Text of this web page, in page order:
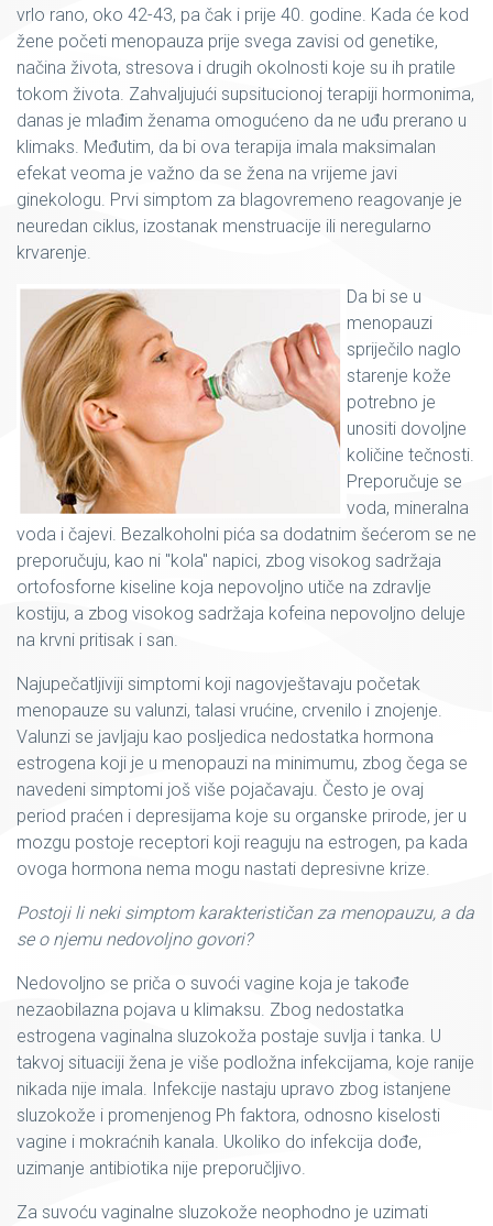
vrlo rano, oko 42-43, pa čak i prije 40. godine. Kada će kod
žene početi menopauza prije svega zavisi od genetike,
načina života, stresova i drugih okolnosti koje su ih pratile
tokom života. Zahvaljujući supsitucionoj terapiji hormonima,
danas je mlađim ženama omogućeno da ne uđu prerano u
klimaks. Međutim, da bi ova terapija imala maksimalan
efekat veoma je važno da se žena na vrijeme javi
ginekologu. Prvi simptom za blagovremeno reagovanje je
neuredan ciklus, izostanak menstruacije ili neregularno
krvarenje.
Da bi se u
menopauzi
spriječilo naglo
starenje kože
potrebno je
unositi dovoljne
količine tečnosti.
Preporučuje se
voda, mineralna
voda i čajevi. Bezalkoholni pića sa dodatnim šećerom se ne
preporučuju, kao ni "kola" napici, zbog visokog sadržaja
ortofosforne kiseline koja nepovoljno utiče na zdravlje
kostiju, a zbog visokog sadržaja kofeina nepovoljno deluje
na krvni pritisak i san.
Najupečatljiviji simptomi koji nagovještavaju početak
menopauze su valunzi, talasi vrućine, crvenilo i znojenje.
Valunzi se javljaju kao posljedica nedostatka hormona
estrogena koji je u menopauzi na minimumu, zbog čega se
navedeni simptomi još više pojačavaju. Često je ovaj
period praćen i depresijama koje su organske prirode, jer u
mozgu postoje receptori koji reaguju na estrogen, pa kada
ovoga hormona nema mogu nastati depresivne krize.
Postoji li neki simptom karakterističan za menopauzu, a da
se o njemu nedovoljno govori?
Nedovoljno se priča o suvoći vagine koja je takođe
nezaobilazna pojava u klimaksu. Zbog nedostatka
estrogena vaginalna sluzokoža postaje suvlja i tanka. U
takvoj situaciji žena je više podložna infekcijama, koje ranije
nikada nije imala. Infekcije nastaju upravo zbog istanjene
sluzokože i promenjenog Ph faktora, odnosno kiselosti
vagine i mokraćnih kanala. Ukoliko do infekcija dođe,
uzimanje antibiotika nije preporučljivo.
Za suvoću vaginalne sluzokože neophodno je uzimati